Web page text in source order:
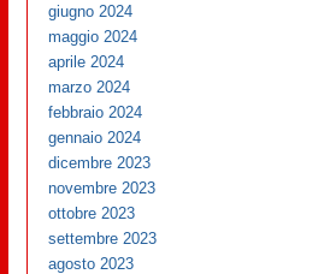
giugno 2024
maggio 2024
aprile 2024
marzo 2024
febbraio 2024
gennaio 2024
dicembre 2023
novembre 2023
ottobre 2023
settembre 2023
agosto 2023